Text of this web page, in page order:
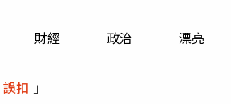
財經 政治 漂亮
誤扣 」